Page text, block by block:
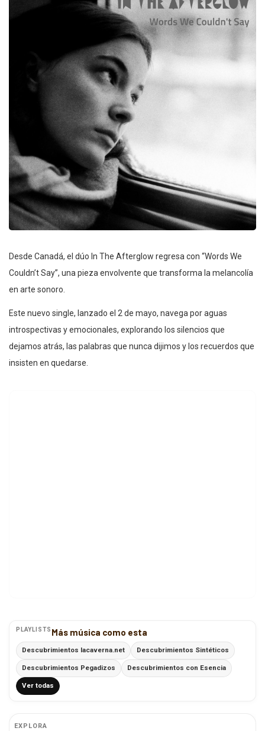
Desde Canadá, el dúo In The Afterglow regresa con “Words We
Couldn’t Say”, una pieza envolvente que transforma la melancolía
en arte sonoro.
Este nuevo single, lanzado el 2 de mayo, navega por aguas
introspectivas y emocionales, explorando los silencios que
dejamos atrás, las palabras que nunca dijimos y los recuerdos que
insisten en quedarse.
PLAYLISTS Más música como esta
Descubrimientos lacaverna.net Descubrimientos Sintéticos
Descubrimientos Pegadizos Descubrimientos con Esencia
Ver todas
EXPLORA